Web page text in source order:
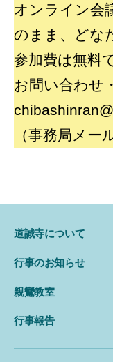
オンライン会
のまま、どな
参加費は無料
お問い合わせ
（事務局メー
道誠寺について
行事のお知らせ
親鸞教室
行事報告